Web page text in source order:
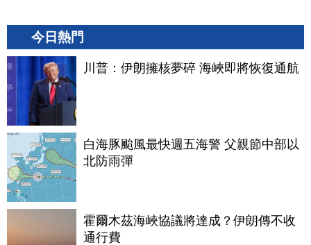
今日熱門
川普：伊朗擁核夢碎 海峽即將恢復通航
白海豚颱風最快週五海警 父親節中部以
北防雨彈
霍爾木茲海峽協議將達成？伊朗傳不收
通行費